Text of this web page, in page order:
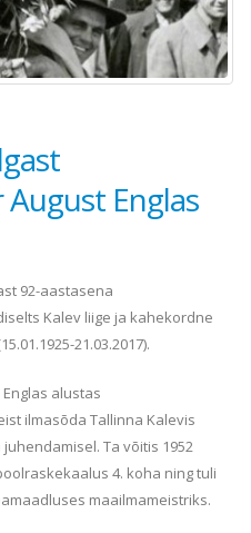
Englas
92-aastasena
Kalev liige ja kahekordne
21.03.2017).
alustas
ilmasõda Tallinna Kalevis
Ta võitis 1952
4. koha ning tuli
maailmameistriks.